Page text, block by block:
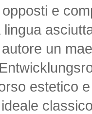
e
un
estetico